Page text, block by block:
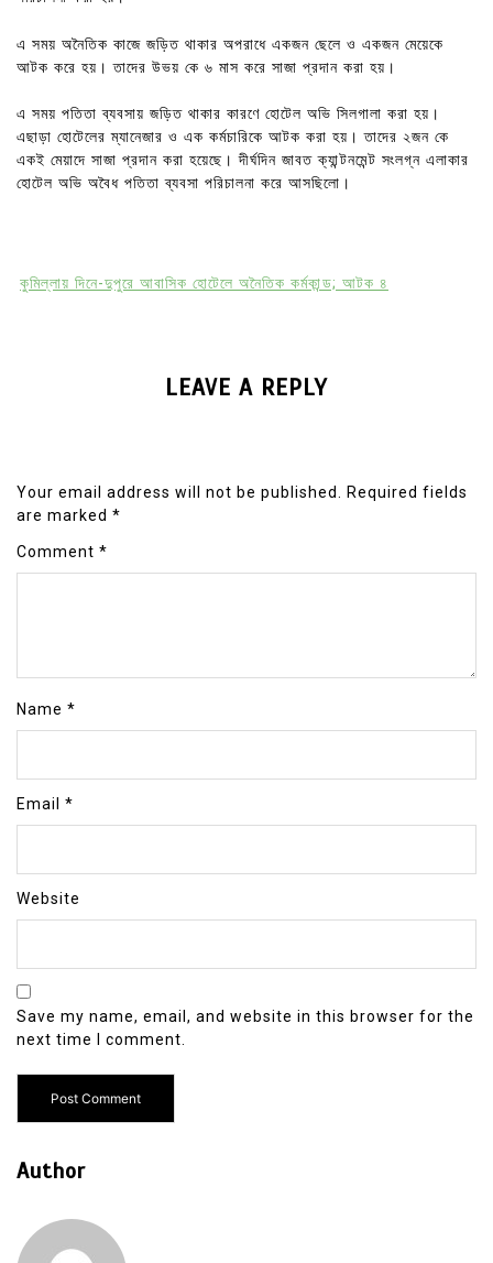
এ সময় অনৈতিক কাজে জড়িত থাকার অপরাধে একজন ছেলে ও একজন মেয়েকে
আটক করে হয়। তাদের উভয় কে ৬ মাস করে সাজা প্রদান করা হয়।
এ সময় পতিতা ব্যবসায় জড়িত থাকার কারণে হোটেল অভি সিলগালা করা হয়।
এছাড়া হোটেলের ম্যানেজার ও এক কর্মচারিকে আটক করা হয়। তাদের ২জন কে
একই মেয়াদে সাজা প্রদান করা হয়েছে। দীর্ঘদিন জাবত ক্যান্টনমেন্ট সংলগ্ন এলাকার
হোটেল অভি অবৈধ পতিতা ব্যবসা পরিচালনা করে আসছিলো।
কুমিল্লায় দিনে-দুপুরে আবাসিক হোটেলে অনৈতিক কর্মকান্ড; আটক ৪
LEAVE A REPLY
Your email address will not be published.
Required fields
are marked *
Comment *
Name *
Email *
Website
Save my name, email, and website in this browser for the
next time I comment.
Author